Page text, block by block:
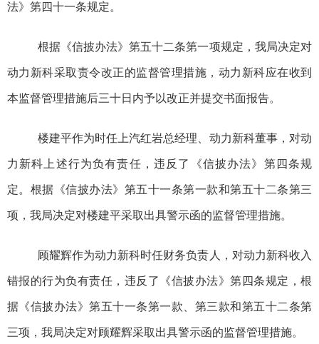
法》 第四十一条规定。
根据《信披办法》第五十二条第一项规定，我局决定对
动力新科采取责令改正的监督管理措施，动力新科应在收到
本监督管理措施后三十日内予以改正并提交书面报告。
楼建平作为时任上汽红岩总经理、动力新科董事，对动
力新科上述行为负有责任，违反了 《信披办法》 第四条规
定。根据 《信披办法》 第五十一条第一款和第五十二条第三
项，我局决定对楼建平采取出具警示函的监督管理措施。
顾耀辉作为动力新科时任财务负责人，对动力新科收入
错报的行为负有责任，违反了 《信披办法》第四条规定，根
据 《信披办法》第五十一条第一款、第三款和第五十二条第
三项，我局决定对顾耀辉采取出具警示函的监督管理措施。